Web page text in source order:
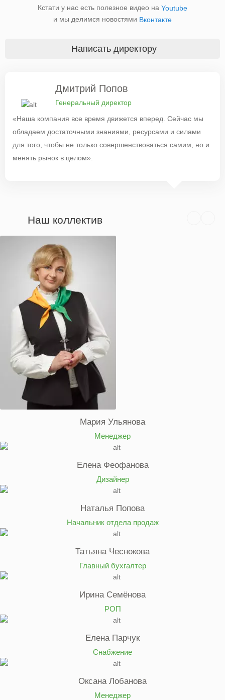
Кстати у нас есть полезное видео на Youtube
и мы делимся новостями Вконтакте
Написать директору
Дмитрий Попов
Генеральный директор
«Наша компания все время движется вперед. Сейчас мы
обладаем достаточными знаниями, ресурсами и силами
для того, чтобы не только совершенствоваться самим, но и
менять рынок в целом».
Наш коллектив
Мария Ульянова
Менеджер
Елена Феофанова
Дизайнер
Наталья Попова
Начальник отдела продаж
Татьяна Чеснокова
Главный бухгалтер
Ирина Семёнова
РОП
Елена Парчук
Снабжение
Оксана Лобанова
Менеджер